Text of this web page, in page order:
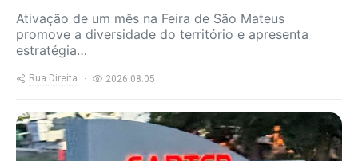
Ativação de um mês na Feira de São Mateus
promove a diversidade do território e apresenta
estratégia…
Rua Direita 2026.08.05
https://www.ruadireita.pt/wp-
content/uploads/2026/08/Carter-